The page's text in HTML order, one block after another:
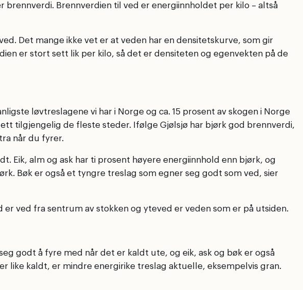
Brennverdien til ved er energiinnholdet per kilo – altså
Det mange ikke vet er at veden har en densitetskurve, som gir
er stort sett lik per kilo, så det er densiteten og egenvekten på de
løvtreslagene vi har i Norge og ca. 15 prosent av skogen i Norge
tilgjengelig de fleste steder. Ifølge Gjølsjø har bjørk god brennverdi,
når du fyrer.
Eik, alm og ask har ti prosent høyere energiinnhold enn bjørk, og
Bøk er også et tyngre treslag som egner seg godt som ved, sier
ved fra sentrum av stokken og yteved er veden som er på utsiden.
godt å fyre med når det er kaldt ute, og eik, ask og bøk er også
like kaldt, er mindre energirike treslag aktuelle, eksempelvis gran.